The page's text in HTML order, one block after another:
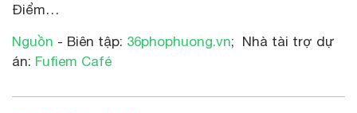
Điểm…
Nguồn - Biên tập: 36phophuong.vn; Nhà tài trợ dự
án: Fufiem Café